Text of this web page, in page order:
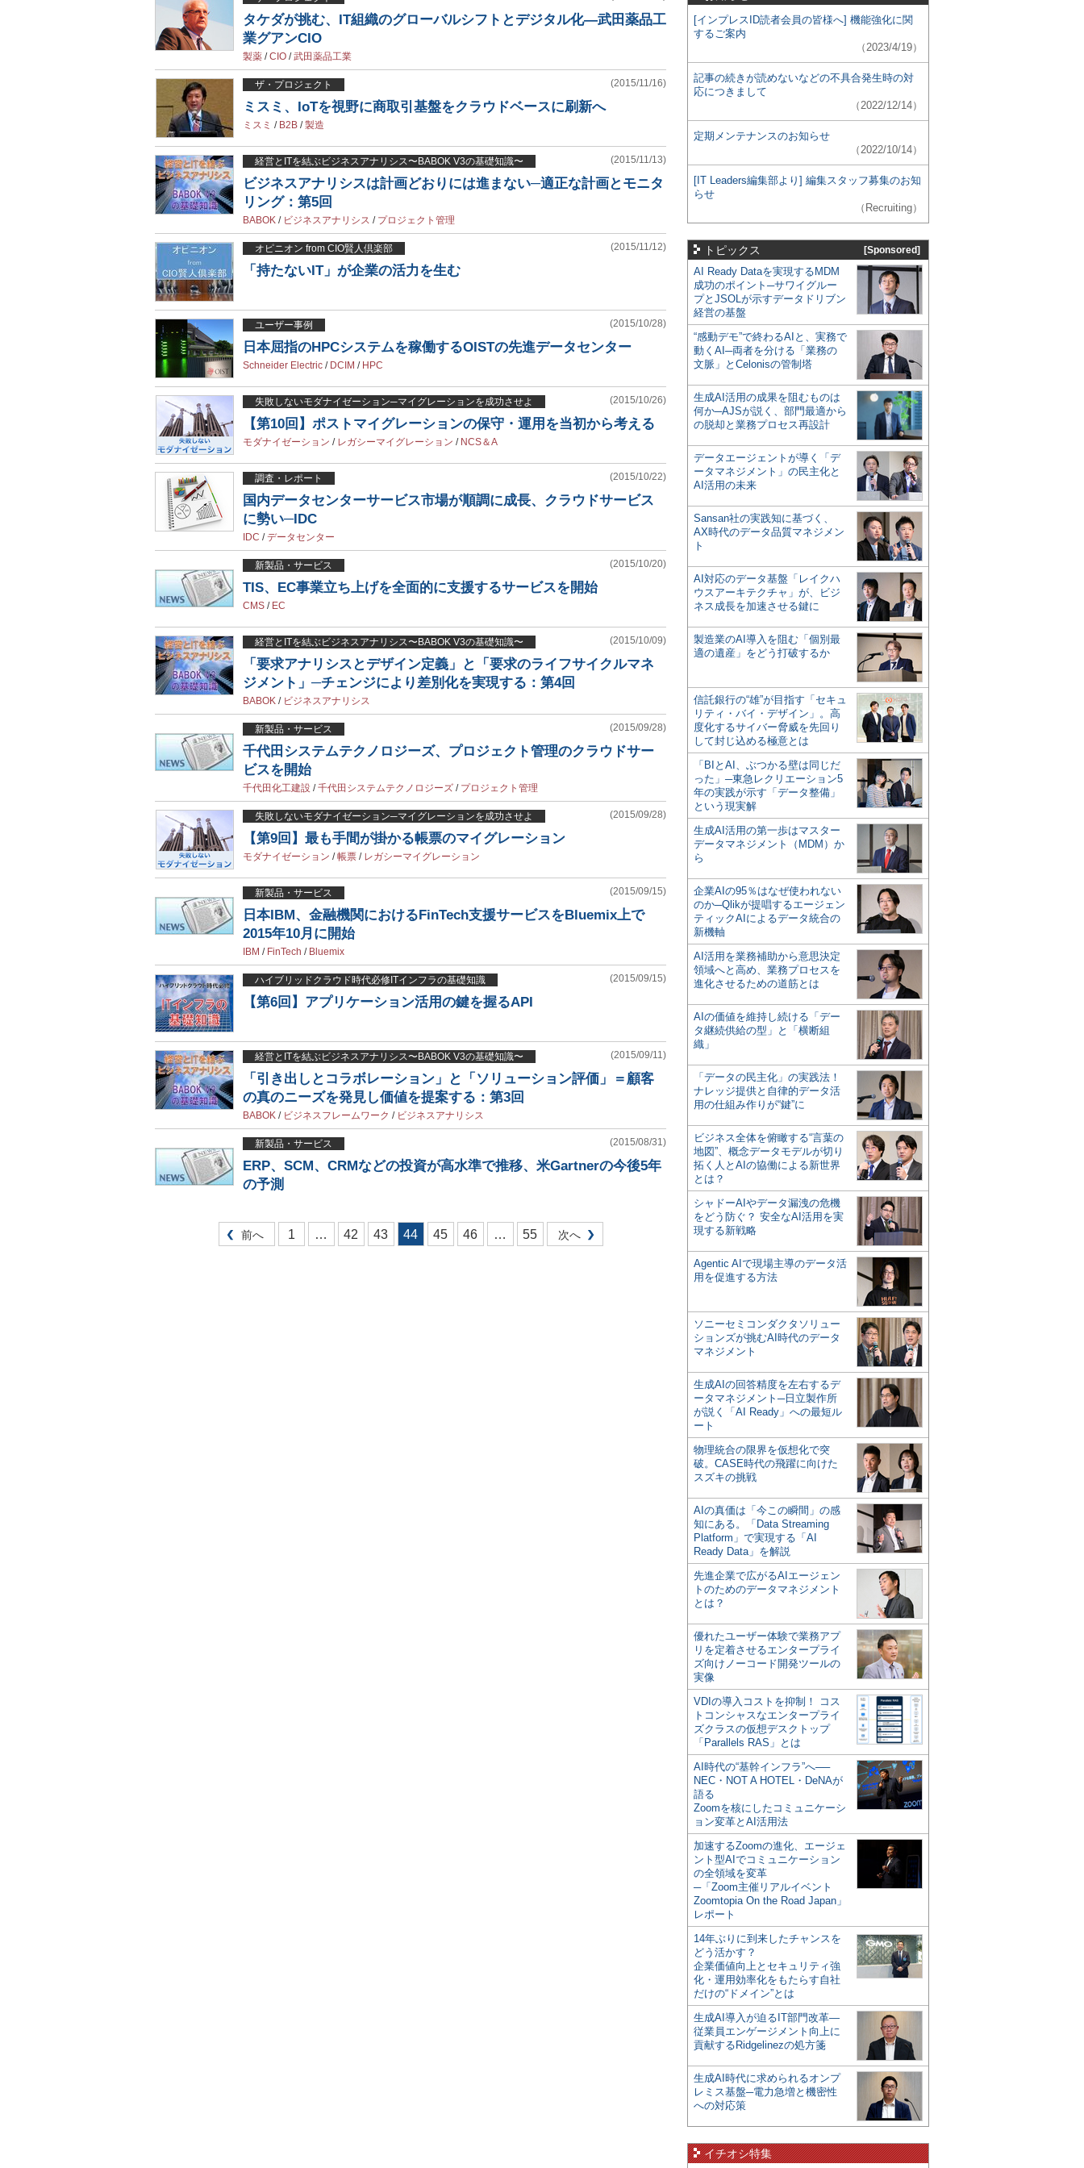
タケダが挑む、IT組織のグローバルシフトとデジタル化―武田薬品工
業グアンCIO
製薬 /CIO /武田薬品工業
ザ・プロジェクト (2015/11/16)
ミスミ、IoTを視野に商取引基盤をクラウドベースに刷新へ
ミスミ / B2B /製造
経営とITを結ぶビジネスアナリシス〜BABOK V3の基礎知識〜 (2015/11/13)
ビジネスアナリシスは計画どおりには進まない─適正な計画とモニタ
リング：第5回
BABOK / ビジネスアナリシス / プロジェクト管理
オピニオン from CIO賢人倶楽部 (2015/11/12)
「持たないIT」が企業の活力を生む
ユーザー事例 (2015/10/28)
日本屈指のHPCシステムを稼働するOISTの先進データセンター
Schneider Electric / DCIM / HPC
失敗しないモダナイゼーション─マイグレーションを成功させよ (2015/10/26)
【第10回】ポストマイグレーションの保守・運用を当初から考える
モダナイゼーション / レガシーマイグレーション / NCS＆A
調査・レポート (2015/10/22)
国内データセンターサービス市場が順調に成長、クラウドサービス
に勢い─IDC
IDC /データセンター
新製品・サービス (2015/10/20)
TIS、EC事業立ち上げを全面的に支援するサービスを開始
CMS / EC
経営とITを結ぶビジネスアナリシス〜BABOK V3の基礎知識〜 (2015/10/09)
「要求アナリシスとデザイン定義」と「要求のライフサイクルマネ
ジメント」─チェンジにより差別化を実現する：第4回
BABOK / ビジネスアナリシス
新製品・サービス (2015/09/28)
千代田システムテクノロジーズ、プロジェクト管理のクラウドサー
ビスを開始
千代田化工建設 /千代田システムテクノロジーズ / プロジェクト管理
失敗しないモダナイゼーション─マイグレーションを成功させよ (2015/09/28)
【第9回】最も手間が掛かる帳票のマイグレーション
モダナイゼーション /帳票 / レガシーマイグレーション
新製品・サービス (2015/09/15)
日本IBM、金融機関におけるFinTech支援サービスをBluemix上で
2015年10月に開始
IBM / FinTech / Bluemix
ハイブリッドクラウド時代必修ITインフラの基礎知識 (2015/09/15)
【第6回】アプリケーション活用の鍵を握るAPI
経営とITを結ぶビジネスアナリシス〜BABOK V3の基礎知識〜 (2015/09/11)
「引き出しとコラボレーション」と「ソリューション評価」＝顧客
の真のニーズを発見し価値を提案する：第3回
BABOK / ビジネスフレームワーク / ビジネスアナリシス
新製品・サービス (2015/08/31)
ERP、SCM、CRMなどの投資が高水準で推移、米Gartnerの今後5年
の予測
前へ 1 … 42 43 44 45 46 … 55 次へ
[インプレスID読者会員の皆様へ] 機能強化に関
するご案内
（2023/4/19）
記事の続きが読めないなどの不具合発生時の対
応につきまして
（2022/12/14）
定期メンテナンスのお知らせ
（2022/10/14）
[IT Leaders編集部より] 編集スタッフ募集のお知
らせ
（Recruiting）
トピックス [Sponsored]
AI Ready Dataを実現するMDM
成功のポイント─サワイグルー
プとJSOLが示すデータドリブン
経営の基盤
“感動デモ”で終わるAIと、実務で
動くAI─両者を分ける「業務の
文脈」とCelonisの管制塔
生成AI活用の成果を阻むものは
何か─AJSが説く、部門最適から
の脱却と業務プロセス再設計
データエージェントが導く「デ
ータマネジメント」の民主化と
AI活用の未来
Sansan社の実践知に基づく、
AX時代のデータ品質マネジメン
ト
AI対応のデータ基盤「レイクハ
ウスアーキテクチャ」が、ビジ
ネス成長を加速させる鍵に
製造業のAI導入を阻む「個別最
適の遺産」をどう打破するか
信託銀行の“雄”が目指す「セキュ
リティ・バイ・デザイン」。高
度化するサイバー脅威を先回り
して封じ込める極意とは
「BIとAI、ぶつかる壁は同じだ
った」─東急レクリエーション5
年の実践が示す「データ整備」
という現実解
生成AI活用の第一歩はマスター
データマネジメント（MDM）か
ら
企業AIの95％はなぜ使われない
のか─Qlikが提唱するエージェン
ティックAIによるデータ統合の
新機軸
AI活用を業務補助から意思決定
領域へと高め、業務プロセスを
進化させるための道筋とは
AIの価値を維持し続ける「デー
タ継続供給の型」と「横断組
織」
「データの民主化」の実践法！
ナレッジ提供と自律的データ活
用の仕組み作りが“鍵”に
ビジネス全体を俯瞰する“言葉の
地図”、概念データモデルが切り
拓く人とAIの協働による新世界
とは？
シャドーAIやデータ漏洩の危機
をどう防ぐ？ 安全なAI活用を実
現する新戦略
Agentic AIで現場主導のデータ活
用を促進する方法
ソニーセミコンダクタソリュー
ションズが挑むAI時代のデータ
マネジメント
生成AIの回答精度を左右するデ
ータマネジメント─日立製作所
が説く「AI Ready」への最短ル
ート
物理統合の限界を仮想化で突
破。CASE時代の飛躍に向けた
スズキの挑戦
AIの真価は「今この瞬間」の感
知にある。「Data Streaming
Platform」で実現する「AI
Ready Data」を解説
先進企業で広がるAIエージェン
トのためのデータマネジメント
とは？
優れたユーザー体験で業務アプ
リを定着させるエンタープライ
ズ向けノーコード開発ツールの
実像
VDIの導入コストを抑制！ コス
トコンシャスなエンタープライ
ズクラスの仮想デスクトップ
「Parallels RAS」とは
AI時代の“基幹インフラ”へ──
NEC・NOT A HOTEL・DeNAが
語る
Zoomを核にしたコミュニケーシ
ョン変革とAI活用法
加速するZoomの進化、エージェ
ント型AIでコミュニケーション
の全領域を変革
─「Zoom主催リアルイベント
Zoomtopia On the Road Japan」
レポート
14年ぶりに到来したチャンスを
どう活かす？
企業価値向上とセキュリティ強
化・運用効率化をもたらす自社
だけの“ドメイン”とは
生成AI導入が迫るIT部門改革―
従業員エンゲージメント向上に
貢献するRidgelinezの処方箋
生成AI時代に求められるオンプ
レミス基盤─電力急増と機密性
への対応策
イチオシ特集